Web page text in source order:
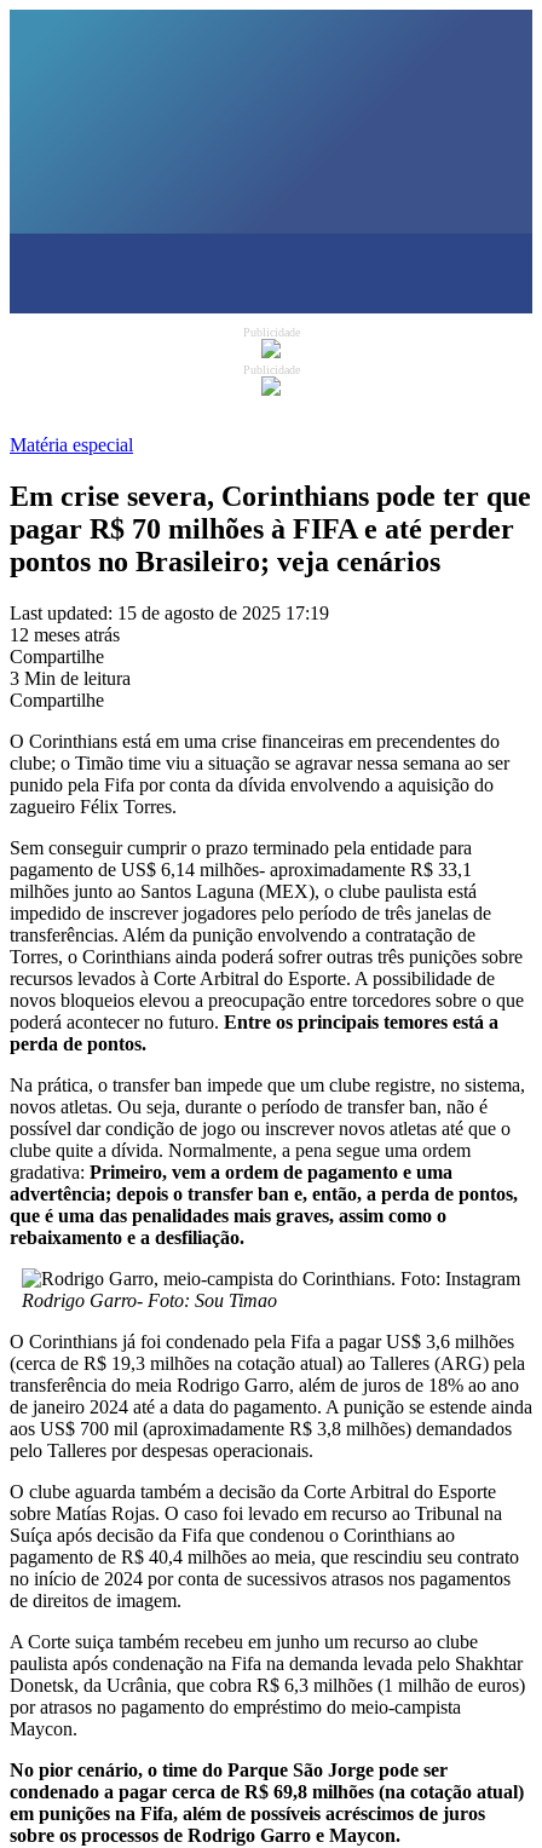
Publicidade
Publicidade
Matéria especial
Em crise severa, Corinthians pode ter que
pagar R$ 70 milhões à FIFA e até perder
pontos no Brasileiro; veja cenários
Last updated: 15 de agosto de 2025 17:19
12 meses atrás
Compartilhe
3 Min de leitura
Compartilhe
O Corinthians está em uma crise financeiras em precendentes do
clube; o Timão time viu a situação se agravar nessa semana ao ser
punido pela Fifa por conta da dívida envolvendo a aquisição do
zagueiro Félix Torres.
Sem conseguir cumprir o prazo terminado pela entidade para
pagamento de US$ 6,14 milhões- aproximadamente R$ 33,1
milhões junto ao Santos Laguna (MEX), o clube paulista está
impedido de inscrever jogadores pelo período de três janelas de
transferências. Além da punição envolvendo a contratação de
Torres, o Corinthians ainda poderá sofrer outras três punições sobre
recursos levados à Corte Arbitral do Esporte. A possibilidade de
novos bloqueios elevou a preocupação entre torcedores sobre o que
poderá acontecer no futuro. Entre os principais temores está a
perda de pontos.
Na prática, o transfer ban impede que um clube registre, no sistema,
novos atletas. Ou seja, durante o período de transfer ban, não é
possível dar condição de jogo ou inscrever novos atletas até que o
clube quite a dívida. Normalmente, a pena segue uma ordem
gradativa: Primeiro, vem a ordem de pagamento e uma
advertência; depois o transfer ban e, então, a perda de pontos,
que é uma das penalidades mais graves, assim como o
rebaixamento e a desfiliação.
Rodrigo Garro- Foto: Sou Timao
O Corinthians já foi condenado pela Fifa a pagar US$ 3,6 milhões
(cerca de R$ 19,3 milhões na cotação atual) ao Talleres (ARG) pela
transferência do meia Rodrigo Garro, além de juros de 18% ao ano
de janeiro 2024 até a data do pagamento. A punição se estende ainda
aos US$ 700 mil (aproximadamente R$ 3,8 milhões) demandados
pelo Talleres por despesas operacionais.
O clube aguarda também a decisão da Corte Arbitral do Esporte
sobre Matías Rojas. O caso foi levado em recurso ao Tribunal na
Suíça após decisão da Fifa que condenou o Corinthians ao
pagamento de R$ 40,4 milhões ao meia, que rescindiu seu contrato
no início de 2024 por conta de sucessivos atrasos nos pagamentos
de direitos de imagem.
A Corte suiça também recebeu em junho um recurso ao clube
paulista após condenação na Fifa na demanda levada pelo Shakhtar
Donetsk, da Ucrânia, que cobra R$ 6,3 milhões (1 milhão de euros)
por atrasos no pagamento do empréstimo do meio-campista
Maycon.
No pior cenário, o time do Parque São Jorge pode ser
condenado a pagar cerca de R$ 69,8 milhões (na cotação atual)
em punições na Fifa, além de possíveis acréscimos de juros
sobre os processos de Rodrigo Garro e Maycon.